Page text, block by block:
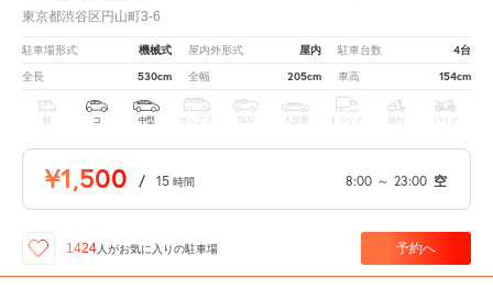
東京都渋谷区円山町3-6
駐車場形式 機械式 屋内外形式 屋内 駐車台数 4台
全長 530cm 全幅 205cm 車高 154cm
軽 コ 中型 ボックス SUV 大型車 トラック 原付 バイク
¥1,500 / 15 時間 8:00 ～ 23:00 空
1424 人がお気に入りの駐車場 予約へ